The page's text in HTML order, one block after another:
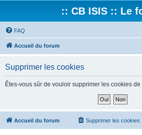
:: CB ISIS :: Le
FAQ
Accueil du forum
Supprimer les cookies
Êtes-vous sûr de vouloir supprimer les cookies de
Accueil du forum Supprimer les cookies